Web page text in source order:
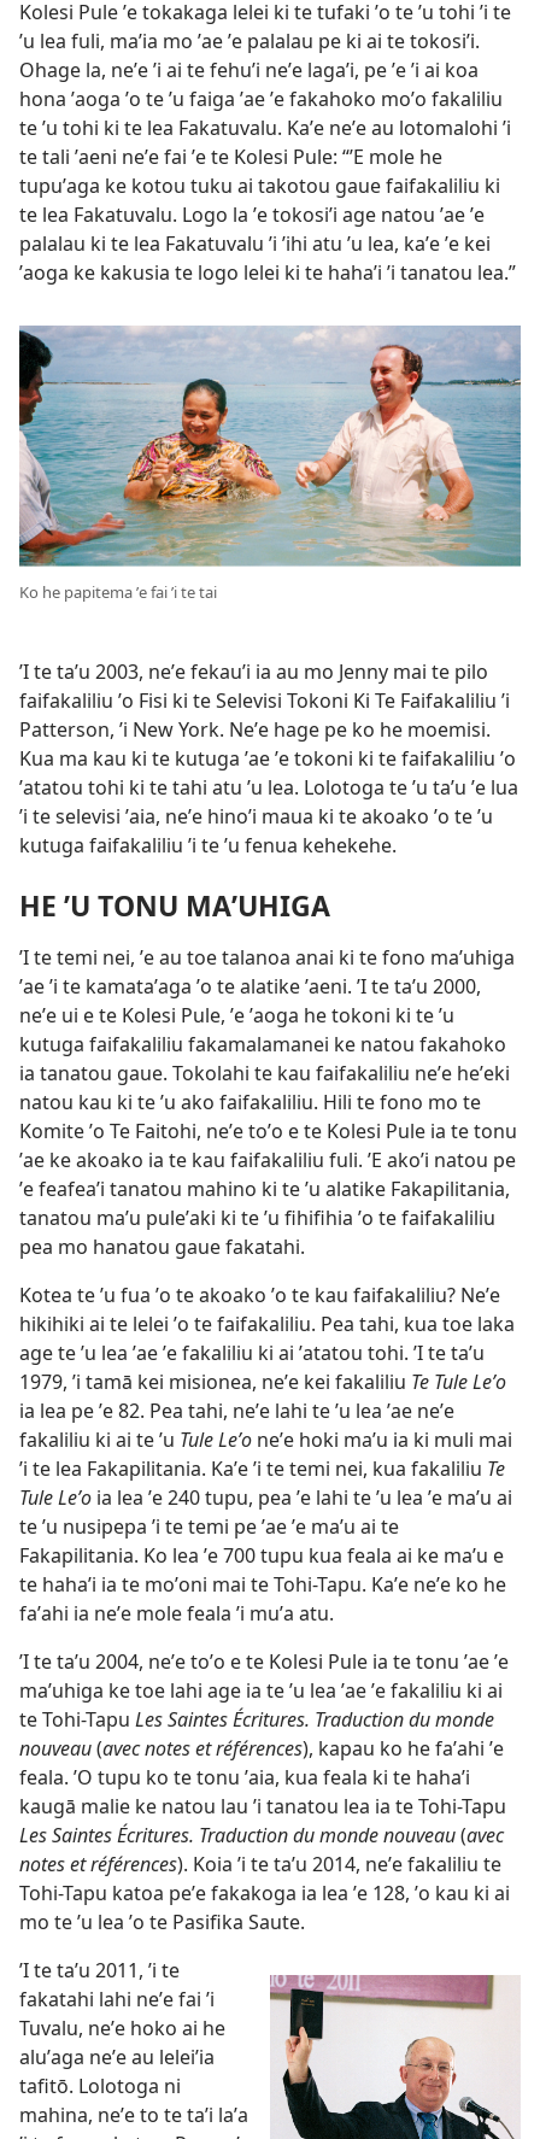
Kolesi Pule ʼe tokakaga lelei ki te tufaki ʼo te ʼu tohi ʼi te
ʼu lea fuli, maʼia mo ʼae ʼe palalau pe ki ai te tokosiʼi.
Ohage la, neʼe ʼi ai te fehuʼi neʼe lagaʼi, pe ʼe ʼi ai koa
hona ʼaoga ʼo te ʼu faiga ʼae ʼe fakahoko moʼo fakaliliu
te ʼu tohi ki te lea Fakatuvalu. Kaʼe neʼe au lotomalohi ʼi
te tali ʼaeni neʼe fai ʼe te Kolesi Pule: “ʼE mole he
tupuʼaga ke kotou tuku ai takotou gaue faifakaliliu ki
te lea Fakatuvalu. Logo la ʼe tokosiʼi age natou ʼae ʼe
palalau ki te lea Fakatuvalu ʼi ʼihi atu ʼu lea, kaʼe ʼe kei
ʼaoga ke kakusia te logo lelei ki te hahaʼi ʼi tanatou lea.”
Ko he papitema ʼe fai ʼi te tai
ʼI te taʼu 2003, neʼe fekauʼi ia au mo Jenny mai te pilo
faifakaliliu ʼo Fisi ki te Selevisi Tokoni Ki Te Faifakaliliu ʼi
Patterson, ʼi New York. Neʼe hage pe ko he moemisi.
Kua ma kau ki te kutuga ʼae ʼe tokoni ki te faifakaliliu ʼo
ʼatatou tohi ki te tahi atu ʼu lea. Lolotoga te ʼu taʼu ʼe lua
ʼi te selevisi ʼaia, neʼe hinoʼi maua ki te akoako ʼo te ʼu
kutuga faifakaliliu ʼi te ʼu fenua kehekehe.
HE ʼU TONU MAʼUHIGA
ʼI te temi nei, ʼe au toe talanoa anai ki te fono maʼuhiga
ʼae ʼi te kamataʼaga ʼo te alatike ʼaeni. ʼI te taʼu 2000,
neʼe ui e te Kolesi Pule, ʼe ʼaoga he tokoni ki te ʼu
kutuga faifakaliliu fakamalamanei ke natou fakahoko
ia tanatou gaue. Tokolahi te kau faifakaliliu neʼe heʼeki
natou kau ki te ʼu ako faifakaliliu. Hili te fono mo te
Komite ʼo Te Faitohi, neʼe toʼo e te Kolesi Pule ia te tonu
ʼae ke akoako ia te kau faifakaliliu fuli. ʼE akoʼi natou pe
ʼe feafeaʼi tanatou mahino ki te ʼu alatike Fakapilitania,
tanatou maʼu puleʼaki ki te ʼu fihifihia ʼo te faifakaliliu
pea mo hanatou gaue fakatahi.
Kotea te ʼu fua ʼo te akoako ʼo te kau faifakaliliu? Neʼe
hikihiki ai te lelei ʼo te faifakaliliu. Pea tahi, kua toe laka
age te ʼu lea ʼae ʼe fakaliliu ki ai ʼatatou tohi. ʼI te taʼu
1979, ʼi tamā kei misionea, neʼe kei fakaliliu Te Tule Leʼo
ia lea pe ʼe 82. Pea tahi, neʼe lahi te ʼu lea ʼae neʼe
fakaliliu ki ai te ʼu Tule Leʼo neʼe hoki maʼu ia ki muli mai
ʼi te lea Fakapilitania. Kaʼe ʼi te temi nei, kua fakaliliu Te
Tule Leʼo ia lea ʼe 240 tupu, pea ʼe lahi te ʼu lea ʼe maʼu ai
te ʼu nusipepa ʼi te temi pe ʼae ʼe maʼu ai te
Fakapilitania. Ko lea ʼe 700 tupu kua feala ai ke maʼu e
te hahaʼi ia te moʼoni mai te Tohi-Tapu. Kaʼe neʼe ko he
faʼahi ia neʼe mole feala ʼi muʼa atu.
ʼI te taʼu 2004, neʼe toʼo e te Kolesi Pule ia te tonu ʼae ʼe
maʼuhiga ke toe lahi age ia te ʼu lea ʼae ʼe fakaliliu ki ai
te Tohi-Tapu Les Saintes Écritures. Traduction du monde
nouveau(avec notes et références), kapau ko he faʼahi ʼe
feala. ʼO tupu ko te tonu ʼaia, kua feala ki te hahaʼi
kaugā malie ke natou lau ʼi tanatou lea ia te Tohi-Tapu
Les Saintes Écritures. Traduction du monde nouveau(avec
notes et références). Koia ʼi te taʼu 2014, neʼe fakaliliu te
Tohi-Tapu katoa peʼe fakakoga ia lea ʼe 128, ʼo kau ki ai
mo te ʼu lea ʼo te Pasifika Saute.
ʼI te taʼu 2011, ʼi te
fakatahi lahi neʼe fai ʼi
Tuvalu, neʼe hoko ai he
aluʼaga neʼe au leleiʼia
tafitō. Lolotoga ni
mahina, neʼe to te taʼi laʼa